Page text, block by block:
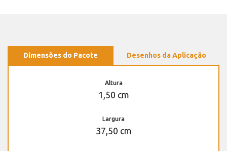
Dimensões do Pacote Desenhos da Aplicação
Altura
1,50 cm
Largura
37,50 cm